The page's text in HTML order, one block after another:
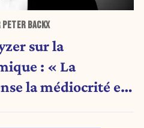
BACKX
sur la
: « La
la médiocrité et